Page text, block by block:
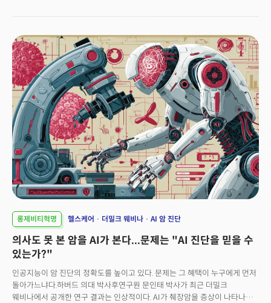
슈퍼리치들은 플로리다주 마이애미에 1000억 원대 은신처에 아낌없이
투자하고 있다.
롱제비티혁명 헬스케어 더밀크 웨비나 AI 암 진단
의사도 못 본 암을 AI가 본다...문제는 "AI 진단을 믿을 수
있는가?"
인공지능이 암 진단의 정확도를 높이고 있다. 문제는 그 혜택이 누구에게 먼저
돌아가느냐다.하버드 의대 박사후연구원 문인태 박사가 최근 더밀크
웨비나에서 공개한 연구 결과는 인상적이다. AI가 췌장암을 증상이 나타나기